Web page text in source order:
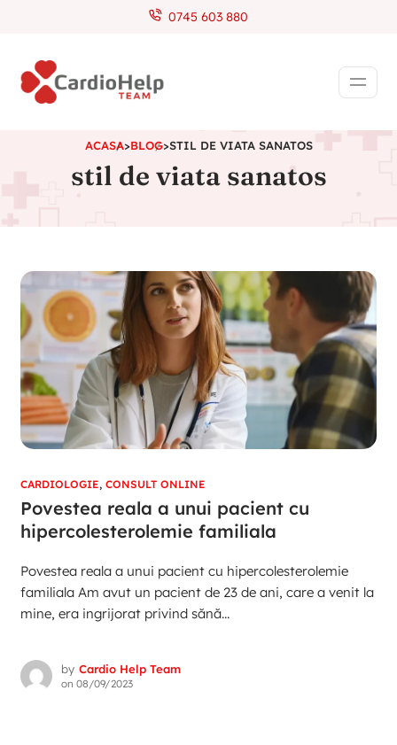
0745 603 880
ACASA>BLOG>STIL DE VIATA SANATOS
stil de viata sanatos
CARDIOLOGIE, CONSULT ONLINE
Povestea reala a unui pacient cu
hipercolesterolemie familiala
Povestea reala a unui pacient cu hipercolesterolemie
familiala Am avut un pacient de 23 de ani, care a venit la
mine, era ingrijorat privind sănă...
by Cardio Help Team
on 08/09/2023